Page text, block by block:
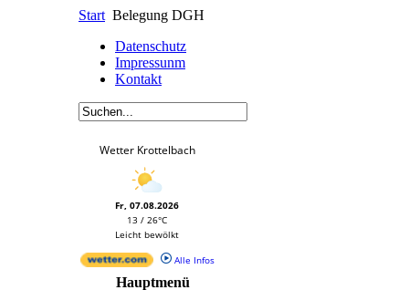
Start Belegung DGH
Datenschutz
Impressunm
Kontakt
Wetter Krottelbach
Fr, 07.08.2026
13 / 26°C
Leicht bewölkt
Alle Infos
Hauptmenü